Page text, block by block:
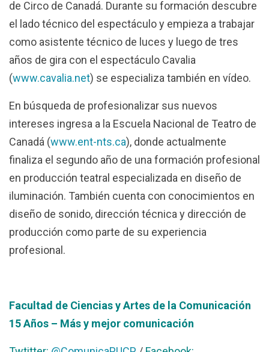
de Circo de Canadá. Durante su formación descubre
el lado técnico del espectáculo y empieza a trabajar
como asistente técnico de luces y luego de tres
años de gira con el espectáculo Cavalia
(www.cavalia.net) se especializa también en vídeo.
En búsqueda de profesionalizar sus nuevos
intereses ingresa a la Escuela Nacional de Teatro de
Canadá (www.ent-nts.ca), donde actualmente
finaliza el segundo año de una formación profesional
en producción teatral especializada en diseño de
iluminación. También cuenta con conocimientos en
diseño de sonido, dirección técnica y dirección de
producción como parte de su experiencia
profesional.
Facultad de Ciencias y Artes de la Comunicación
15 Años – Más y mejor comunicación